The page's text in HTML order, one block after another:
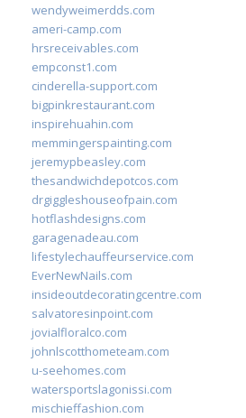
wendyweimerdds.com
ameri-camp.com
hrsreceivables.com
empconst1.com
cinderella-support.com
bigpinkrestaurant.com
inspirehuahin.com
memmingerspainting.com
jeremypbeasley.com
thesandwichdepotcos.com
drgiggleshouseofpain.com
hotflashdesigns.com
garagenadeau.com
lifestylechauffeurservice.com
EverNewNails.com
insideoutdecoratingcentre.com
salvatoresinpoint.com
jovialfloralco.com
johnlscotthometeam.com
u-seehomes.com
watersportslagonissi.com
mischieffashion.com